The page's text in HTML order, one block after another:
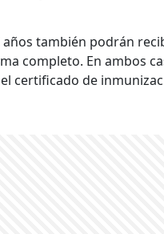
años también podrán
completo. En ambos
certificado de